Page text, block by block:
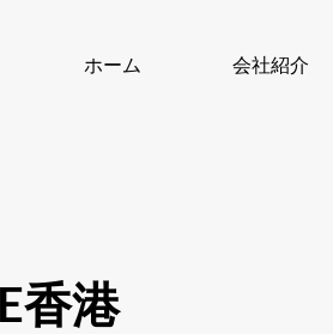
ホーム 会社紹介
香港